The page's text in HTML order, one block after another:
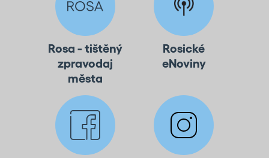
Rosa - tištěný
zpravodaj
města
Rosické
eNoviny